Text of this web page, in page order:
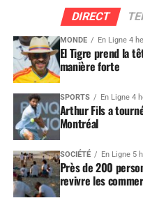
DIRECT
MONDE En Ligne 4
El Tigre prend la
manière forte
SPORTS En Ligne 4
Arthur Fils a
Montréal
SOCIÉTÉ En Ligne 5
Près de 200
revivre les